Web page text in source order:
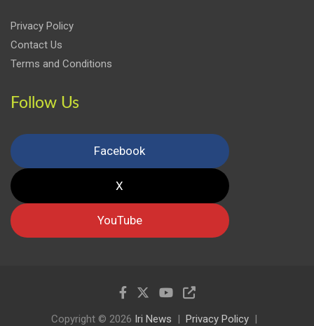
Privacy Policy
Contact Us
Terms and Conditions
Follow Us
Facebook
X
YouTube
Copyright © 2026 Iri News Privacy Policy